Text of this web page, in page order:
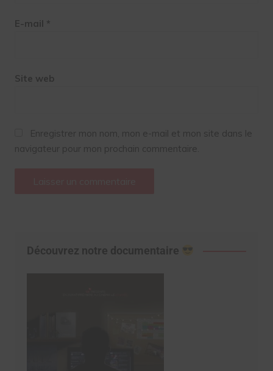
E-mail *
Site web
Enregistrer mon nom, mon e-mail et mon site dans le
navigateur pour mon prochain commentaire.
Découvrez notre documentaire